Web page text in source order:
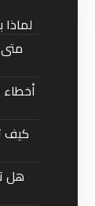
كيف
هل